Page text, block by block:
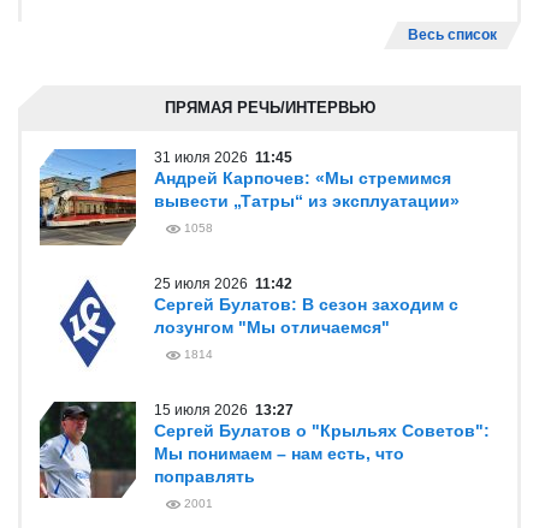
Весь список
ПРЯМАЯ РЕЧЬ/ИНТЕРВЬЮ
31 июля 2026 11:45
Андрей Карпочев: «Мы стремимся
вывести „Татры“ из эксплуатации»
1058
25 июля 2026 11:42
Сергей Булатов: В сезон заходим с
лозунгом "Мы отличаемся"
1814
15 июля 2026 13:27
Сергей Булатов о "Крыльях Советов":
Мы понимаем – нам есть, что
поправлять
2001